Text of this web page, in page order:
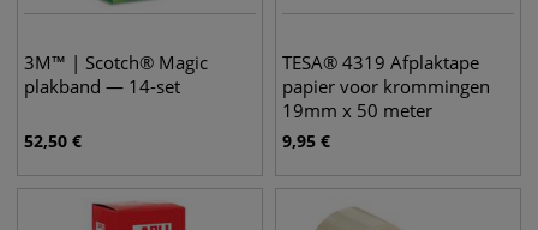
3M™ | Scotch® Magic
plakband — 14-set
52,50 €
TESA® 4319 Afplaktape
papier voor krommingen
19mm x 50 meter
9,95 €